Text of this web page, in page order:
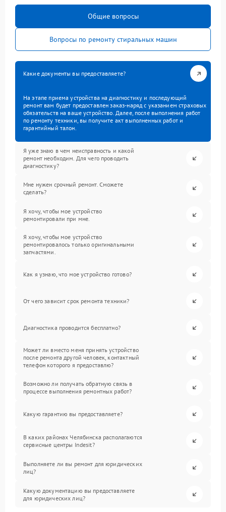
Общие вопросы
Вопросы по ремонту стиральных машин
Какие документы вы предоставляете?
На этапе приема устройства на диагностику и последующий
ремонт вам будет предоставлен заказ-наряд с указанием страховых
обязательств на ваше устройство. Далее, после выполнения работ
по ремонту техники, вы получите акт выполненных работ и
гарантийный талон.
Я уже знаю в чем неисправность и какой
ремонт необходим. Для чего проводить
диагностику?
Мне нужен срочный ремонт. Сможете
сделать?
Я хочу, чтобы мое устройство
ремонтировали при мне.
Я хочу, чтобы мое устройство
ремонтировалось только оригинальными
запчастями.
Как я узнаю, что мое устройство готово?
От чего зависит срок ремонта техники?
Диагностика проводится бесплатно?
Может ли вместо меня принять устройство
после ремонта другой человек, контактный
телефон которого я предоставлю?
Возможно ли получать обратную связь в
процессе выполнения ремонтных работ?
Какую гарантию вы предоставляете?
В каких районах Челябинска располагаются
сервисные центры Indesit?
Выполняете ли вы ремонт для юридических
лиц?
Какую документацию вы предоставляете
для юридических лиц?